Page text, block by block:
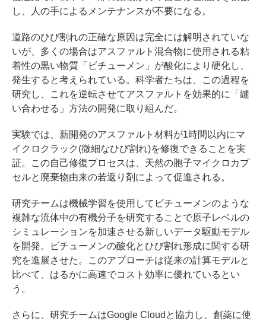
し、人の手によるメンテナンスが不要になる。
道路のひび割れの正確な原因は完全には解明されていな
いが、多くの場合はアスファルト混合物に使用される粘
着性の黒い物質「ビチューメン」が酸化により硬化し、
発生すると考えられている。科学者たちは、この過程を
研究し、これを逆転させてアスファルトを効果的に「縫
い合わせる」方法の開発に取り組んだ。
実験では、新開発のアスファルト材料が1時間以内にマ
イクロクラック(微細なひび割れ)を修復できることを実
証。この自己修復プロセスは、天然の胞子マイクロカプ
セルと廃棄物由来の若返り剤によって促進される。
研究チームは機械学習を使用してビチューメンのような
複雑な流体中の有機分子を研究することで原子レベルの
シミュレーションを加速させる新しいデータ駆動モデル
を開発。ビチューメンの酸化とひび割れ形成に関する研
究を進展させた。このアプローチは従来の計算モデルと
比べて、はるかに高速でコスト効率に優れているとい
う。
さらに、研究チームはGoogle Cloudと協力し、創薬に使